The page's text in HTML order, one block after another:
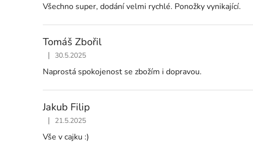
Všechno super, dodání velmi rychlé. Ponožky vynikající.
Tomáš Zbořil
Hodnocení obchodu je 5 z 5 hvězdiček.
| 30.5.2025
Naprostá spokojenost se zbožím i dopravou.
Jakub Filip
Hodnocení obchodu je 5 z 5 hvězdiček.
| 21.5.2025
Vše v cajku :)